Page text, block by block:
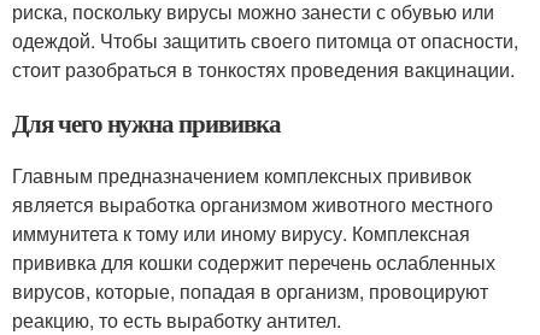
риска, поскольку вирусы можно занести с обувью или
одеждой. Чтобы защитить своего питомца от опасности,
стоит разобраться в тонкостях проведения вакцинации.
Для чего нужна прививка
Главным предназначением комплексных прививок
является выработка организмом животного местного
иммунитета к тому или иному вирусу. Комплексная
прививка для кошки содержит перечень ослабленных
вирусов, которые, попадая в организм, провоцируют
реакцию, то есть выработку антител.